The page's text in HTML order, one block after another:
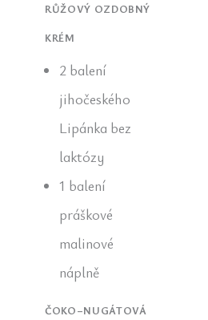
RŮŽOVÝ OZDOBNÝ
KRÉM
2 balení
jihočeského
Lipánka bez
laktózy
1 balení
práškové
malinové
náplně
ČOKO–NUGÁTOVÁ